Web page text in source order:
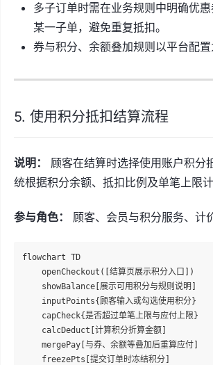
多子订单时需在业务规则中明确优
某一子单，避免重复抵扣。
券与积分、余额叠加规则以平台配置
5. 使用积分抵扣结算流程
说明：
顾客在结算时选择使用账户积分
统根据积分余额、抵扣比例及单笔上限计
参与角色： 顾客、会员与积分服务、计
flowchart TD
    openCheckout([结算页展示积分入口])
    showBalance[展示可用积分与规则说明]
    inputPoints{顾客输入或勾选使用积分}
    capCheck{是否超过单笔上限与应付上限}
    calcDeduct[计算积分折算金额]
    mergePay[与券、余额等叠加后重算应付]
    freezePts[提交订单时冻结积分]